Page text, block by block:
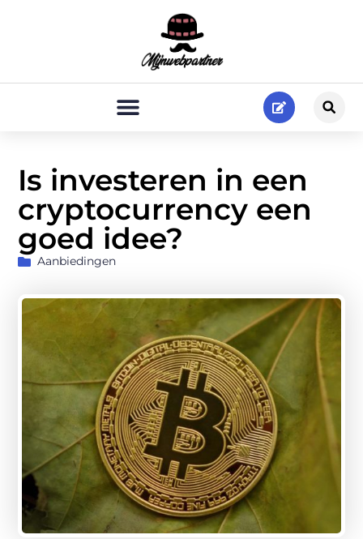
Is investeren in een
cryptocurrency een
goed idee?
Aanbiedingen